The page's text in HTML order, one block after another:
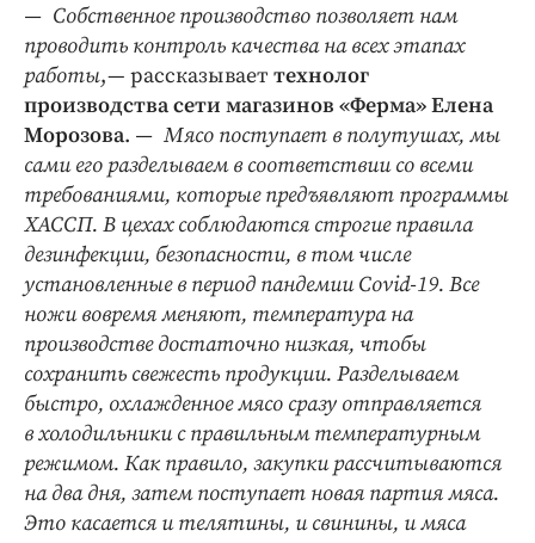
— Собственное производство позволяет нам
проводить контроль качества на всех этапах
работы, — рассказывает технолог
производства сети магазинов «Ферма» Елена
Морозова. — Мясо поступает в полутушах, мы
сами его разделываем в соответствии со всеми
требованиями, которые предъявляют программы
ХАССП. В цехах соблюдаются строгие правила
дезинфекции, безопасности, в том числе
установленные в период пандемии Covid‑19. Все
ножи вовремя меняют, температура на
производстве достаточно низкая, чтобы
сохранить свежесть продукции. Разделываем
быстро, охлажденное мясо сразу отправляется
в холодильники с правильным температурным
режимом. Как правило, закупки рассчитываются
на два дня, затем поступает новая партия мяса.
Это касается и телятины, и свинины, и мяса